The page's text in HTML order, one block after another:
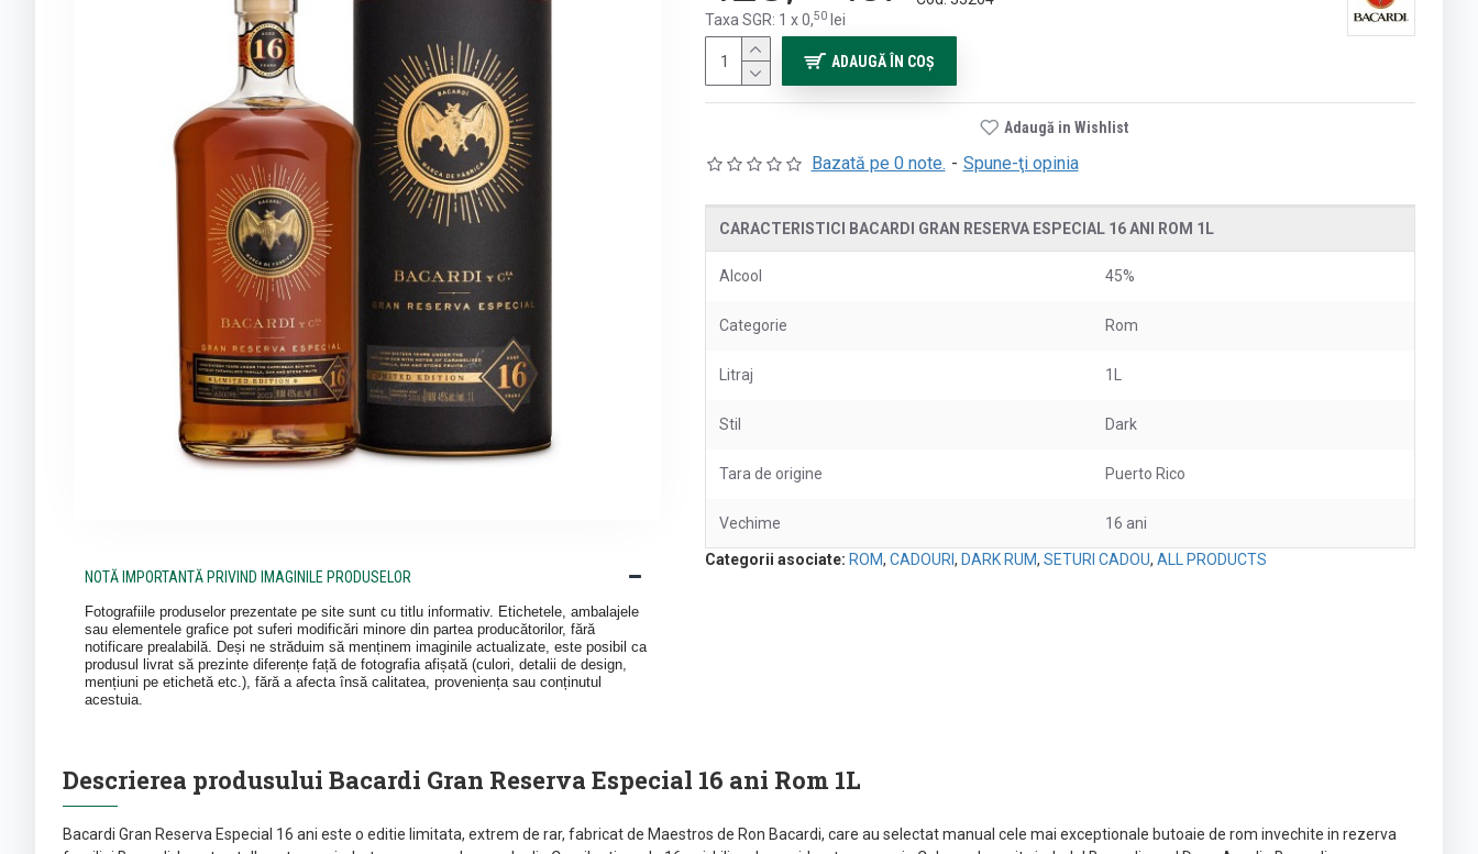
NOTĂ IMPORTANTĂ PRIVIND IMAGINILE PRODUSELOR
Fotografiile produselor prezentate pe site sunt cu titlu informativ. Etichetele, ambalajele
sau elementele grafice pot suferi modificări minore din partea producătorilor, fără
notificare prealabilă. Deși ne străduim să menținem imaginile actualizate, este posibil ca
produsul livrat să prezinte diferențe față de fotografia afișată (culori, detalii de design,
mențiuni pe etichetă etc.), fără a afecta însă calitatea, proveniența sau conținutul
acestuia.
Bazată pe 0 note. - Spune-ţi opinia
Taxa SGR: 1 x 0,50lei
ADAUGĂ ÎN COŞ
Adaugă in Wishlist
CARACTERISTICI BACARDI GRAN RESERVA ESPECIAL 16 ANI ROM 1L
Alcool 45%
Categorie Rom
Litraj 1L
Stil Dark
Tara de origine Puerto Rico
Vechime 16 ani
Categorii asociate: ROM, CADOURI , DARK RUM, SETURI CADOU, ALL PRODUCTS
Descrierea produsului Bacardi Gran Reserva Especial 16 ani Rom 1L
Bacardi Gran Reserva Especial 16 ani este o editie limitata, extrem de rar, fabricat de Maestros de Ron Bacardi, care au selectat manual cele mai exceptionale butoaie de rom invechite in rezerva